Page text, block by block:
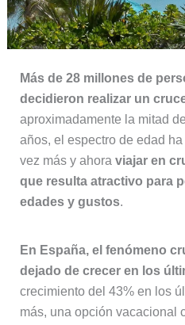
Más de 28 millones de
decidieron realizar un
aproximadamente la mitad
años, el espectro de edad
vez más y ahora viajar en
que resulta atractivo para
edades y gustos.
En España, el fenómeno
dejado de crecer en los
crecimiento del 43% en los
más, una opción vacacional